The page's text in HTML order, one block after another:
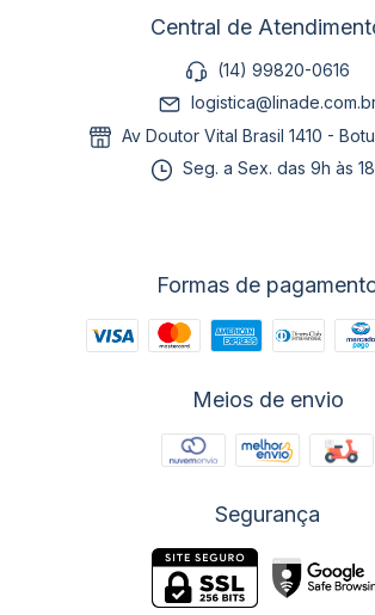
Central de
(14) 99820-0616
Av Doutor Vital Brasil 1410 -
Seg. a Sex. das 9h às
Formas de
Meios de envio
Segurança